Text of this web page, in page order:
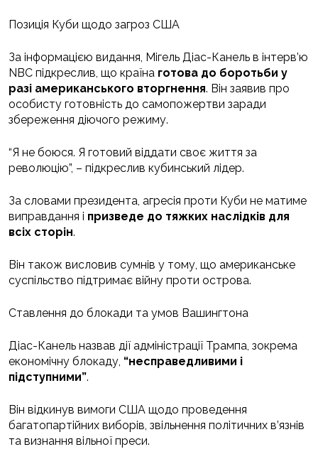
Позиція Куби щодо загроз США
За інформацією видання, Мігель Діас-Канель в інтерв’ю
NBC підкреслив, що країна готова до боротьби у
разі американського вторгнення. Він заявив про
особисту готовність до самопожертви заради
збереження діючого режиму.
“Я не боюся. Я готовий віддати своє життя за
революцію”, – підкреслив кубинський лідер.
За словами президента, агресія проти Куби не матиме
виправдання і призведе до тяжких наслідків для
всіх сторін.
Він також висловив сумнів у тому, що американське
суспільство підтримає війну проти острова.
Ставлення до блокади та умов Вашингтона
Діас-Канель назвав дії адміністрації Трампа, зокрема
економічну блокаду, “несправедливими і
підступними”.
Він відкинув вимоги США щодо проведення
багатопартійних виборів, звільнення політичних в’язнів
та визнання вільної преси.